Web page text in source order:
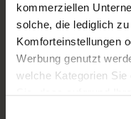
kommerziellen
solche, die lediglich
Komforteinstellungen
Werbung genutzt
welche Kategorien
Sie, dass aufgrund
Onboard-Grafik:
Fingerprintreader:
Zustand: